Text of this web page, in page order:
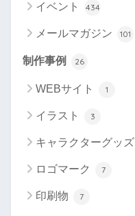
イベント 434
メールマガジン 101
制作事例 26
WEBサイト 1
イラスト 3
キャラクターグッズ
ロゴマーク 7
印刷物 7